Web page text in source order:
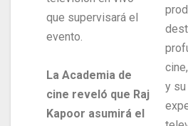
que supervisará el
evento.
La Academia de
cine reveló que Raj
Kapoor asumirá el
y